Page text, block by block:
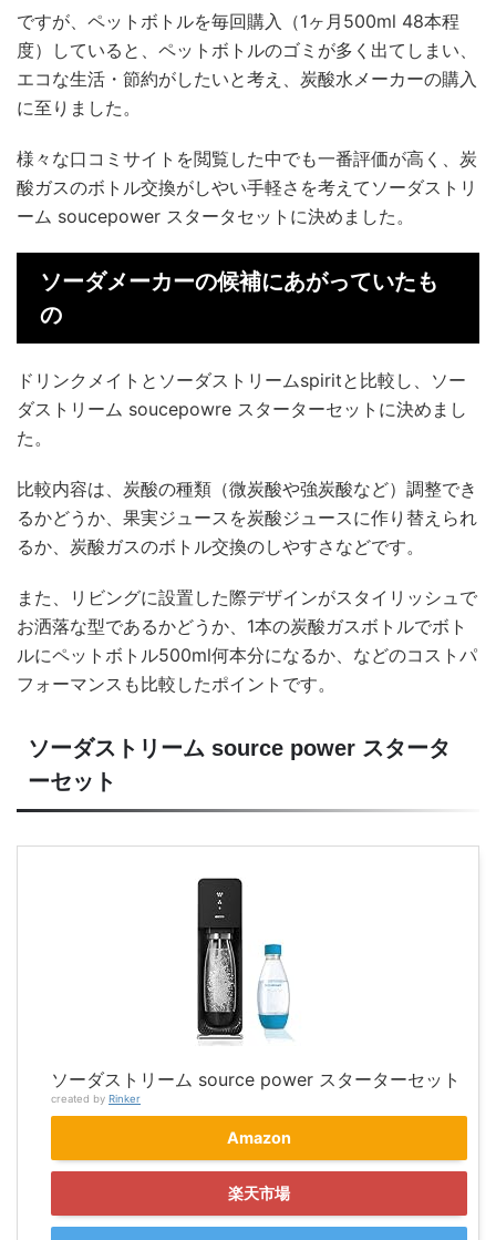
ですが、ペットボトルを毎回購入（1ヶ月500ml 48本程
度）していると、ペットボトルのゴミが多く出てしまい、
エコな生活・節約がしたいと考え、炭酸水メーカーの購入
に至りました。
様々な口コミサイトを閲覧した中でも一番評価が高く、炭
酸ガスのボトル交換がしやい手軽さを考えてソーダストリ
ーム soucepower スタータセットに決めました。
ソーダメーカーの候補にあがっていたも
の
ドリンクメイトとソーダストリームspiritと比較し、ソー
ダストリーム soucepowre スターターセットに決めまし
た。
比較内容は、炭酸の種類（微炭酸や強炭酸など）調整でき
るかどうか、果実ジュースを炭酸ジュースに作り替えられ
るか、炭酸ガスのボトル交換のしやすさなどです。
また、リビングに設置した際デザインがスタイリッシュで
お洒落な型であるかどうか、1本の炭酸ガスボトルでボト
ルにペットボトル500ml何本分になるか、などのコストパ
フォーマンスも比較したポイントです。
ソーダストリーム source power スタータ
ーセット
ソーダストリーム source power スターターセット
created by Rinker
Amazon
楽天市場